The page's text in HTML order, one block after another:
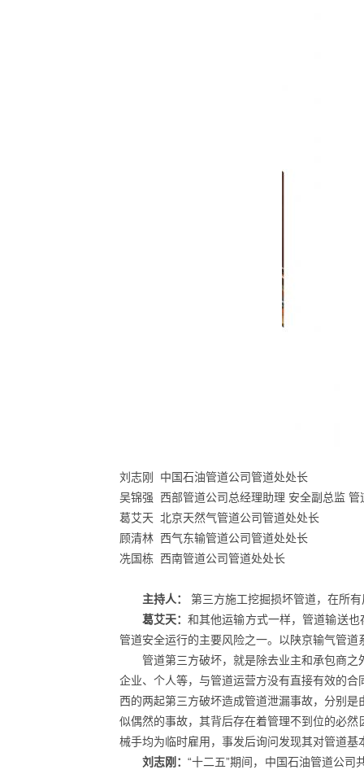
刘志刚 中国石油管道公司管道处处长
吴锦强 西部管道公司总经理助理 安全副总监 管
葛艾天 北京天然气管道公司管道处处长
顾清林 西气东输管道公司管道处处长
冼国栋 西南管道公司管道处处长
主持人： 第三方施工挖掘损坏管道，在所
葛艾天： 和其他运输方式一样，管道输送
管道安全运行的主要风险之一。以陕京输气管
管道第三方破坏，就是除去业主和承包商
企业、个人等，与管道运营方没有直接有效的
西的两起第三方破坏造成管道泄漏事故，分别
似偶然的事故，其背后存在着管理不到位的必
械手均为临时雇用，事发后询问发现其对管道
刘志刚： “十二五”期间，中国石油管道公司